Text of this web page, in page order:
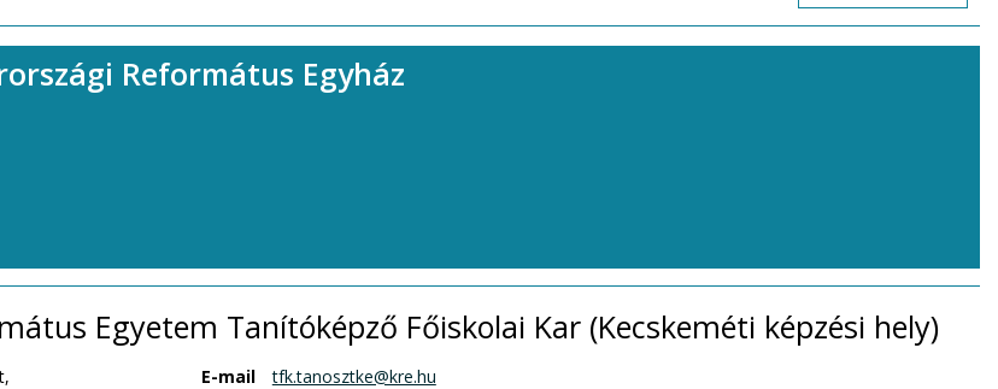
Református Egyház
Egyetem Tanítóképző Főiskolai Kar (Kecskeméti képzési hely)
E-mail tfk.tanosztke@kre.hu